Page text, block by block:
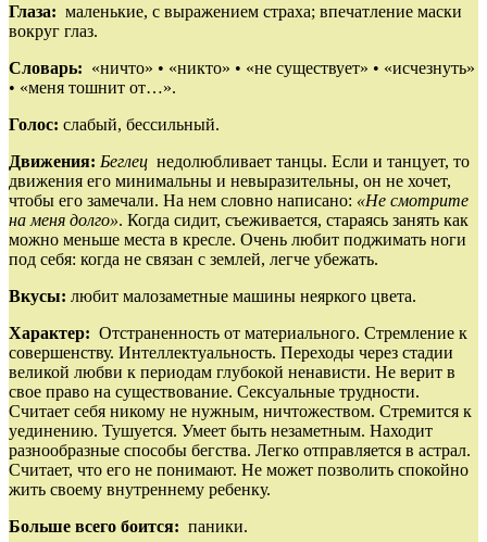
Глаза: маленькие, с выражением страха; впечатление маски
вокруг глаз.
Словарь: «ничто» • «никто» • «не существует» • «исчезнуть»
• «меня тошнит от…».
Голос: слабый, бессильный.
Движения: Беглец недолюбливает танцы. Если и танцует, то
движения его минимальны и невыразительны, он не хочет,
чтобы его замечали. На нем словно написано: «Не смотрите
на меня долго». Когда сидит, съеживается, стараясь занять как
можно меньше места в кресле. Очень любит поджимать ноги
под себя: когда не связан с землей, легче убежать.
Вкусы: любит малозаметные машины неяркого цвета.
Характер: Отстраненность от материального. Стремление к
совершенству. Интеллектуальность. Переходы через стадии
великой любви к периодам глубокой ненависти. Не верит в
свое право на существование. Сексуальные трудности.
Считает себя никому не нужным, ничтожеством. Стремится к
уединению. Тушуется. Умеет быть незаметным. Находит
разнообразные способы бегства. Легко отправляется в астрал.
Считает, что его не понимают. Не может позволить спокойно
жить своему внутреннему ребенку.
Больше всего боится: паники.